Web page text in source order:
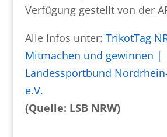
Verfügung gestellt von der
Alle Infos unter: TrikotTag
Mitmachen und gewinnen |
Landessportbund
e.V.
(Quelle: LSB NRW)